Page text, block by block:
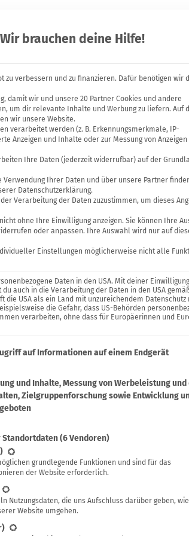
reinigen mit
Wir brauchen deine Hilfe!
zu verbessern und zu finanzieren. Dafür benötigen wir
damit wir und unsere 20 Partner Cookies und andere
um dir relevante Inhalte und Werbung zu liefern. Auf
wir unsere Website.
verarbeitet werden (z. B. Erkennungsmerkmale, IP-
Anzeigen und Inhalte oder zur Messung von Anzeigen
Ihre Daten (jederzeit widerrufbar) auf der
Ihrer Daten und über unsere Partner
Datenschutzerklärung.
Verarbeitung der Daten zuzustimmen, um dieses
ohne Ihre Einwilligung anzeigen. Sie können Ihre
oder anpassen. Ihre Auswahl wird nur auf
Einstellungen möglicherweise nicht alle
Daten in den USA. Mit deiner
auch in die Verarbeitung der Daten in den USA
die USA als ein Land mit unzureichendem Datenschutz
die Gefahr, dass US-Behörden
verarbeiten, ohne dass für Europäerinnen und
eine Liste der Zwecke des IAB
auf Informationen auf einem Endgerät
und Inhalte, Messung von Werbeleistung und
Zielgruppenforschung sowie Entwicklung
Standortdaten(6 Vendoren)
Gruppen, für die eine Einwilligung
grundlegende Funktionen und sind für das
der Website erforderlich.
Nutzungsdaten, die uns Aufschluss darüber geben, wie
Website umgehen.